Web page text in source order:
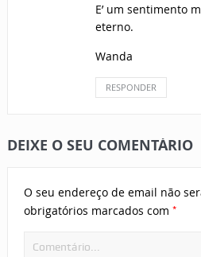
E’ um sentimento
eterno.
Wanda
RESPONDER
DEIXE O SEU COMENTÁRIO
O seu endereço de email não
obrigatórios marcados com *